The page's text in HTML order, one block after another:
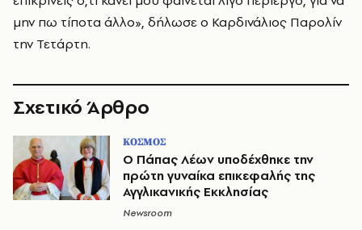
μην πω τίποτα άλλο», δήλωσε ο Καρδινάλιος Παρολίν
την Τετάρτη.
Σχετικό Άρθρο
ΚΟΣΜΟΣ
Ο Πάπας Λέων υποδέχθηκε την
πρώτη γυναίκα επικεφαλής της
Αγγλικανικής Εκκλησίας
Newsroom